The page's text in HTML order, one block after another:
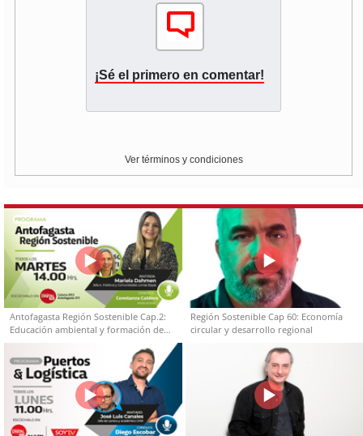
¡Sé el primero en comentar!
Ver términos y condiciones
Antofagasta Región Sostenible Cap.2:
Educación ambiental y formación de
capacidades técnicas
Región Sostenible Cap 60: Economía
circular y desarrollo regional